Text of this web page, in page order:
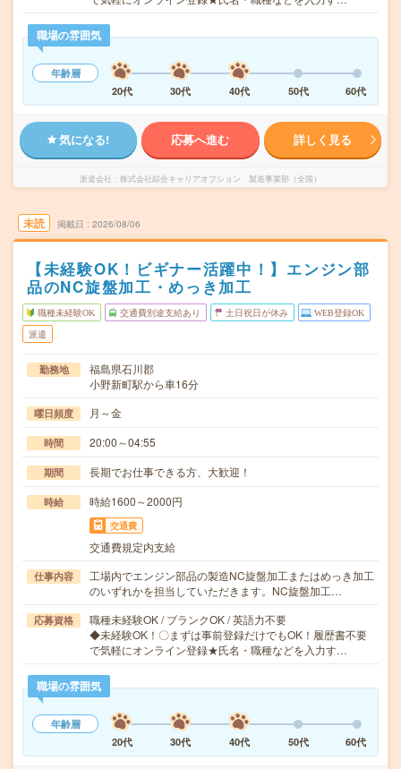
職場の雰囲気
年齢層
20代
30代 40代 50代 60代
気になる! 応募へ進む 詳しく見る
派遣会社 株式会社綜合キャリアオプション 製造事業部（全国）
未読 掲載日 2026/08/06
【未経験OK！ビギナー活躍中！】エンジン部
品のNC旋盤加工・めっき加工
職種未経験OK 交通費別途支給あり 土日祝日が休み WEB登録OK
派遣
勤務地
福島県石川郡
小野新町駅から車16分
曜日頻度 月～金
時間 20:00～04:55
期間 長期でお仕事できる方、大歓迎！
時給 時給1600～2000円
交通費
交通費規定内支給
仕事内容
工場内でエンジン部品の製造NC旋盤加工またはめっき加工
のいずれかを担当していただきます。NC旋盤加工…
応募資格
職種未経験OK / ブランクOK / 英語力不要
◆未経験OK！〇まずは事前登録だけでもOK！履歴書不要
で気軽にオンライン登録★氏名・職種などを入力す…
職場の雰囲気
年齢層
20代
30代 40代 50代 60代